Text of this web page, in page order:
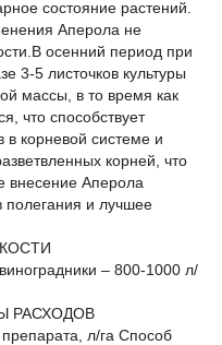
состояние растений.
Аперола не
осенний период при
3-5 листочков культуры
массы, в то время как
что способствует
в корневой системе и
корней, что
внесение Аперола
полегания и лучшее
– 800-1000 л/
РАСХОДОВ
л/га Способ